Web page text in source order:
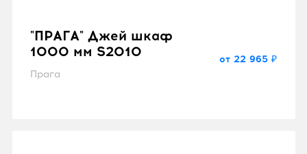
"ПРАГА" Джей шкаф
1000 мм S2010
Прага
от 22 965 ₽